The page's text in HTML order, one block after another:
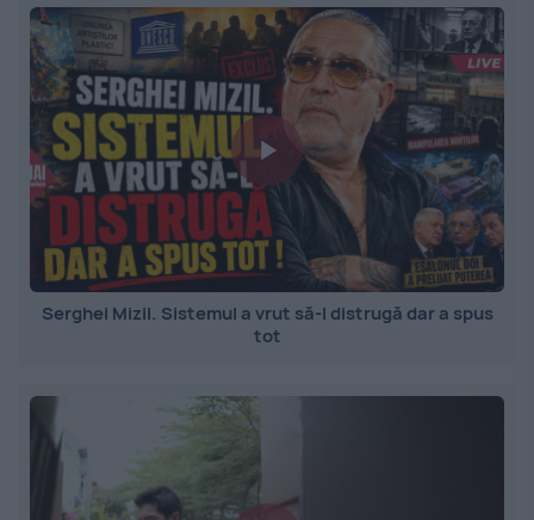
Serghei Mizil. Sistemul a vrut să-l distrugă dar a spus
tot